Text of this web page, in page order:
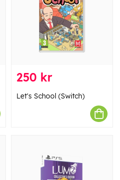
250 kr
Let's School (Switch)